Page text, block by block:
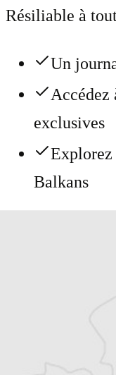
Résiliable à
Un
Accédez
exclusives
Explorez
Balkans